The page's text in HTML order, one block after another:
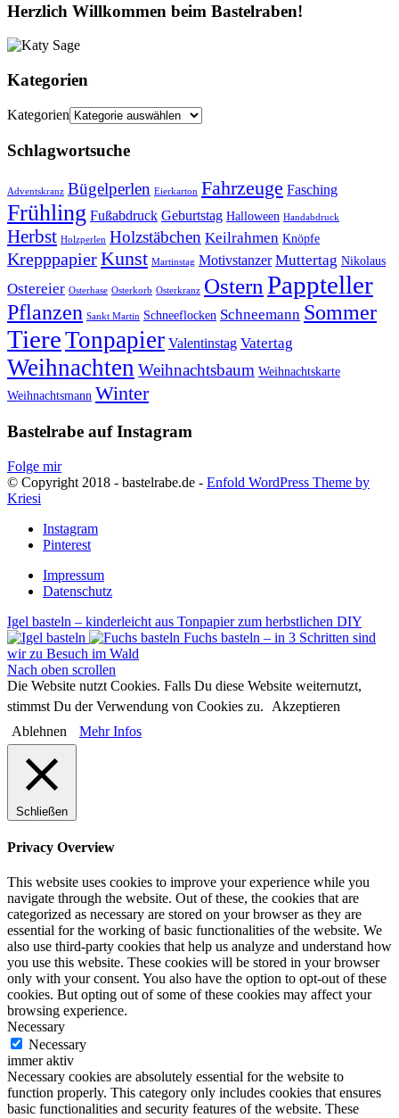
Herzlich Willkommen beim Bastelraben!
Kategorien
Kategorien
Schlagwortsuche
Adventskranz Bügelperlen Eierkarton Fahrzeuge Fasching
Frühling Fußabdruck Geburtstag Halloween Handabdruck
Herbst Holzperlen Holzstäbchen Keilrahmen Knöpfe
KrepppapierKunst Martinstag Motivstanzer Muttertag Nikolaus
Ostereier Osterhase Osterkorb Osterkranz Ostern Pappteller
Pflanzen Sankt Martin Schneeflocken Schneemann Sommer
TiereTonpapier Valentinstag Vatertag
Weihnachten Weihnachtsbaum Weihnachtskarte
Weihnachtsmann Winter
Bastelrabe auf Instagram
Folge mir
© Copyright 2018 - bastelrabe.de - Enfold WordPress Theme by
Kriesi
Instagram
Pinterest
Impressum
Datenschutz
Igel basteln – kinderleicht aus Tonpapier zum herbstlichen DIY
Fuchs basteln – in 3 Schritten sind
wir zu Besuch im Wald
Nach oben scrollen
Die Website nutzt Cookies. Falls Du diese Website weiternutzt,
stimmst Du der Verwendung von Cookies zu.
Akzeptieren
Ablehnen
Mehr Infos
Schließen
Privacy Overview
This website uses cookies to improve your experience while you
navigate through the website. Out of these, the cookies that are
categorized as necessary are stored on your browser as they are
essential for the working of basic functionalities of the website. We
also use third-party cookies that help us analyze and understand how
you use this website. These cookies will be stored in your browser
only with your consent. You also have the option to opt-out of these
cookies. But opting out of some of these cookies may affect your
browsing experience.
Necessary
Necessary
immer aktiv
Necessary cookies are absolutely essential for the website to
function properly. This category only includes cookies that ensures
basic functionalities and security features of the website. These